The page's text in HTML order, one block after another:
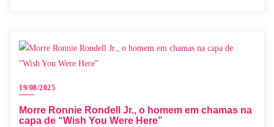
19/08/2025
Morre Ronnie Rondell Jr., o homem em chamas na
capa de “Wish You Were Here”